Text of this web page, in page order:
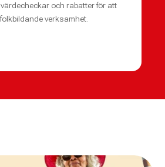
och rabatter för att
verksamhet.